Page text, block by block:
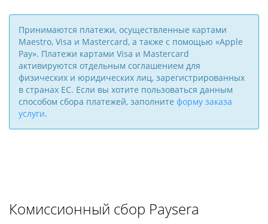
Принимаются платежи, осуществленные картами
Maestro, Visa и Mastercard, а также с помощью «Apple
Pay». Платежи картами Visa и Mastercard
активируются отдельным соглашением для
физических и юридических лиц, зарегистрированных
в странах ЕС. Если вы хотите пользоваться данным
способом сбора платежей, заполните форму заказа
услуги.
Комиссионный сбор Paysera